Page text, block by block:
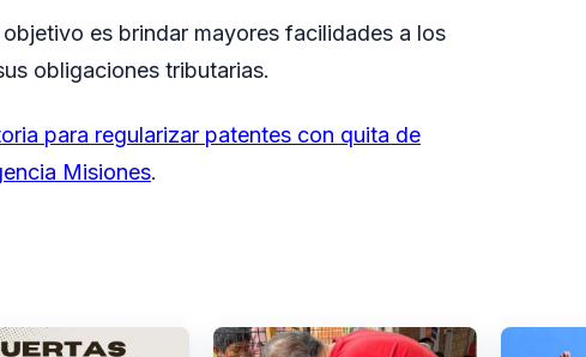
es brindar mayores facilidades a los
obligaciones tributarias.
para regularizar patentes con quita de
Misiones.